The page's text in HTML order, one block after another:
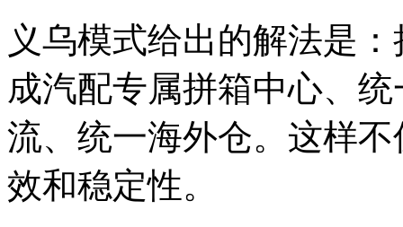
义乌模式给出的解法是
成汽配专属拼箱中心、
流、统一海外仓。这样
效和稳定性。